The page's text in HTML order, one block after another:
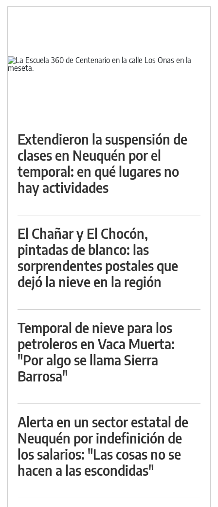
Extendieron la suspensión de
clases en Neuquén por el
temporal: en qué lugares no
hay actividades
El Chañar y El Chocón,
pintadas de blanco: las
sorprendentes postales que
dejó la nieve en la región
Temporal de nieve para los
petroleros en Vaca Muerta:
"Por algo se llama Sierra
Barrosa"
Alerta en un sector estatal de
Neuquén por indefinición de
los salarios: "Las cosas no se
hacen a las escondidas"